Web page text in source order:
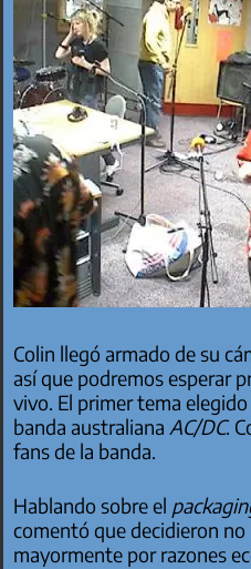
Colin llegó armado de su
así que podremos esperar
vivo. El primer tema
banda australiana AC/DC.
fans de la banda.
Hablando sobre el
comentó que decidieron no
mayormente por razones